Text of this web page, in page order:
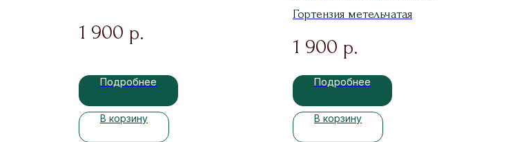
1 900 р.
Подробнее
В корзину
Гортензия метельчатая
1 900 р.
Подробнее
В корзину